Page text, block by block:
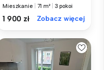
Mieszkanie 71 m² 3 pokoi
1 900 zł Zobacz więcej